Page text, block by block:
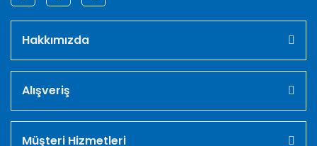
Hakkımızda
Alışveriş
Müşteri Hizmetleri